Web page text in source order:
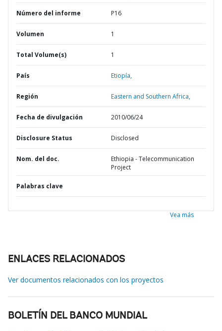
Número del informe P16
Volumen 1
Total Volume(s) 1
País Etiopía,
Región Eastern and Southern Africa,
Fecha de divulgación 2010/06/24
Disclosure Status Disclosed
Nom. del doc.
Ethiopia - Telecommunication
Project
Palabras clave
Vea más
ENLACES RELACIONADOS
Ver documentos relacionados con los proyectos
BOLETÍN DEL BANCO MUNDIAL